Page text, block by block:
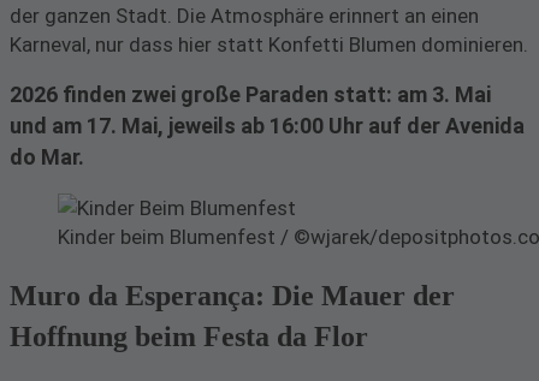
der ganzen Stadt. Die Atmosphäre erinnert an einen
Karneval, nur dass hier statt Konfetti Blumen dominieren.
2026 finden zwei große Paraden statt: am 3. Mai
und am 17. Mai, jeweils ab 16:00 Uhr auf der Avenida
do Mar.
Kinder beim Blumenfest / ©wjarek/
Muro da Esperança: Die Mauer der
Hoffnung beim Festa da Flor